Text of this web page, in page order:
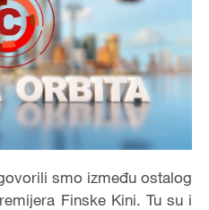
smo između ostalog
Finske Kini. Tu su i